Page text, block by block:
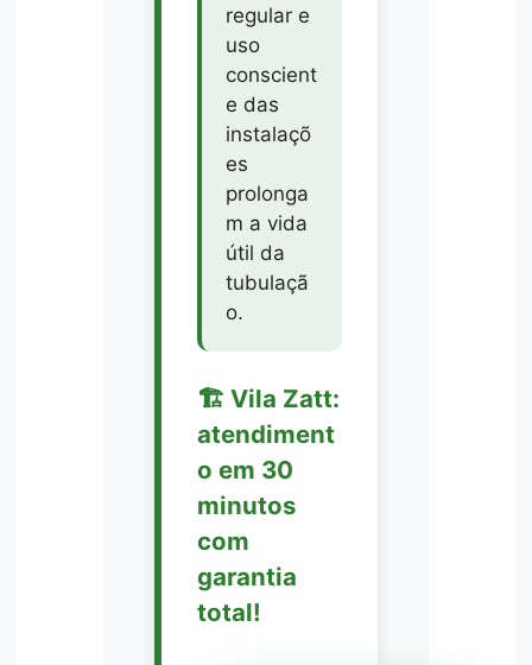
regular e
uso
conscient
e das
instalaçõ
es
prolonga
m a vida
útil da
tubulaçã
o.
🏗️ Vila Zatt:
atendiment
o em 30
minutos
com
garantia
total!